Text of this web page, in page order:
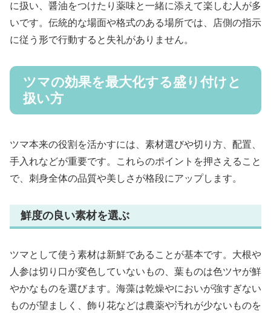
に扱い、醤油をつけたり薬味と一緒に添えて楽しむ人が多
いです。伝統的な場面や格式のある場所では、店側の指示
に従う形で行動すると失礼がありません。
ツマの効果を最大化する盛り付けと
扱い方
ツマ本来の役割を活かすには、素材選びや切り方、配置、
手入れなどが重要です。これらのポイントを押さえること
で、刺身全体の品質や美しさが格段にアップします。
鮮度の良い素材を選ぶ
ツマとして使う素材は新鮮であることが基本です。大根や
人参は切り口が変色していないもの、葉ものは色ツヤが鮮
やかなものを選びます。海藻は乾燥やにおいが強すぎない
ものが望ましく、飾り花などは農薬や汚れが少ないものを